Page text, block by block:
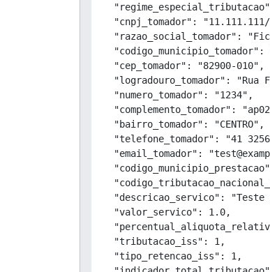
"cnpj_tomador":
"razao_social_tomador":
"codigo_municipio_tomador":
  "cep_tomador": "82900-010",
"logradouro_tomador": "Rua
  "numero_tomador": "1234",
"complemento_tomador":
  "bairro_tomador": "CENTRO",
"telefone_tomador": "41
"email_tomador":
"descricao_servico": "Teste
  "valor_servico": 1.0,
  "tributacao_iss": 1,
  "tipo_retencao_iss": 1,